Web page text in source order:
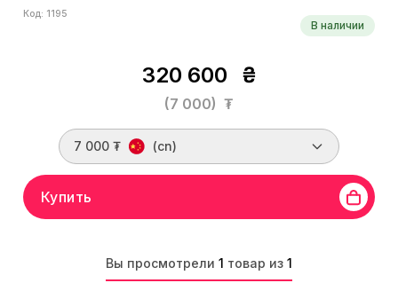
Код: 1195
В наличии
320 600 ₴
(7 000) ₮
7 000 ₮ (cn)
Купить
Вы просмотрели 1 товар из 1